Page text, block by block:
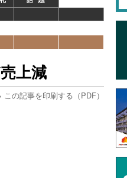
上減
この記事を印刷する（PDF）